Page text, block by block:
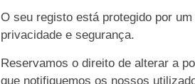
O seu registo está protegido por
privacidade e segurança.
Reservamos o direito de alterar a
que notifiquemos os nossos